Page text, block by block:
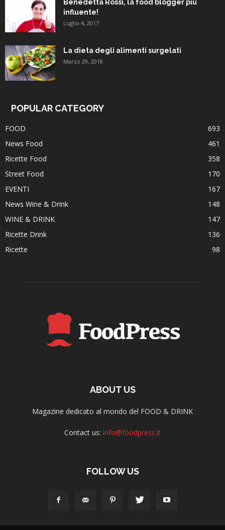
Benedetta Rossi, la food blogger piú
influente!
Luglio 4, 2017
La dieta degli alimenti surgelati
Marzo 29, 2018
POPULAR CATEGORY
FOOD
693
News Food
461
Ricette Food
358
Street Food
170
EVENTI
167
News Wine & Drink
148
WINE & DRINK
147
Ricette Drink
136
Ricette
98
ABOUT US
Magazine dedicato al mondo del FOOD & DRINK
Contact us: info@foodpress.it
FOLLOW US